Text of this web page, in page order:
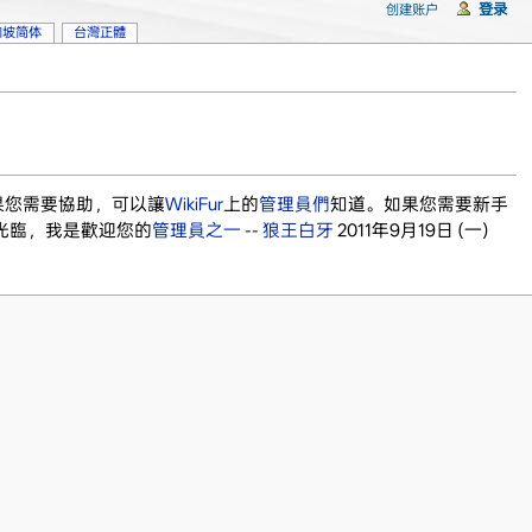
需要協助，可以讓WikiFur上的管理員們知道。如果您需要新手
臨，我是歡迎您的管理員之一-- 狼王白牙 2011年9月19日 (一)
简体 台灣正體
创建账户 登录